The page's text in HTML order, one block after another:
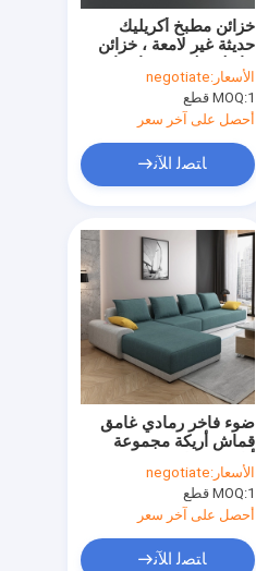
خزائن مطبخ أكريليك
حديثة غير لامعة ، خزائن
من الميلامين
الأسعار:negotiate
MOQ:1 قطع
أحصل على آخر سعر
ﺎﺘﺼﻟ ﺍﻶﻧ
ضوء فاخر رمادي غامق
قماش أريكة مجموعة
أثاث بسيط حديث
الأسعار:negotiate
MOQ:1 قطع
أحصل على آخر سعر
ﺎﺘﺼﻟ ﺍﻶﻧ